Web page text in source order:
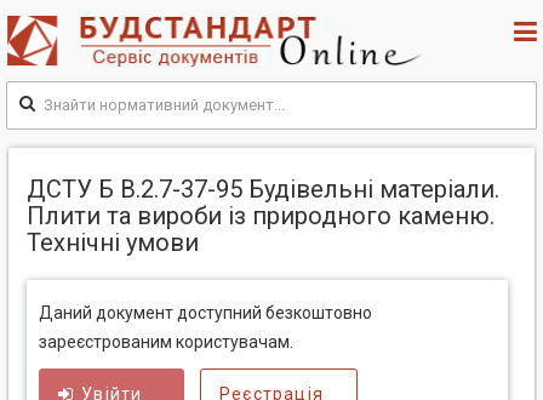
ДСТУ Б В.2.7-37-95 Будiвельнi матерiали.
Плити та вироби із природного каменю.
Технічні умови
Даний документ доступний безкоштовно
зареєстрованим користувачам.
Увійти Реєстрація